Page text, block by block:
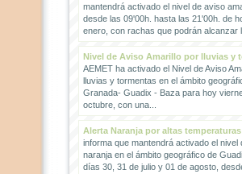
mantendrá activado el nivel de aviso
desde las 09'00h. hasta las 21'00h. de
enero, con rachas que podrán alcanzar
Nivel de Aviso Amarillo por lluvias y
AEMET ha activado el Nivel de Aviso
lluvias y tormentas en el ámbito
Granada- Guadix - Baza para hoy
octubre, con una...
Alerta Naranja por altas temperaturas
informa que mantendrá activado el nivel
naranja en el ámbito geográfico de
días 30, 31 de julio y 01 de agosto,